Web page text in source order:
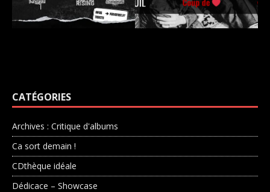
CATÉGORIES
Archives : Critique d'albums
Ca sort demain !
CDthèque idéale
Dédicace – Showcase